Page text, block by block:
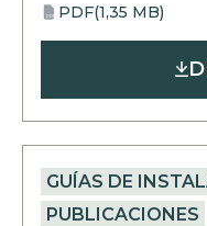
PDF PDF(1,35 MB)
opens
in
GUÍAS DE
PUBLICACIONES